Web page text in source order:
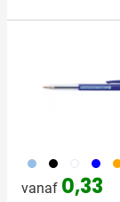
363 001 002 005
vanaf 0,33